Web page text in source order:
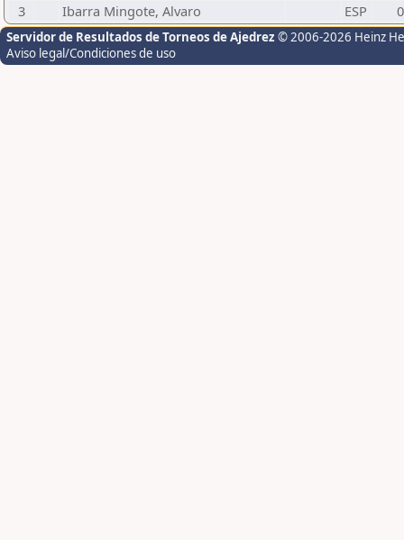
3
Ibarra Mingote, Alvaro ESP 0
Servidor de Resultados de Torneos de Ajedrez © 2006-2026 Heinz
Aviso legal/Condiciones de uso